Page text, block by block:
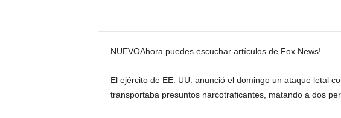
NUEVOAhora puedes escuchar artículos de Fox News!
El ejército de EE. UU. anunció el domingo un ataque letal
transportaba presuntos narcotraficantes, matando a dos